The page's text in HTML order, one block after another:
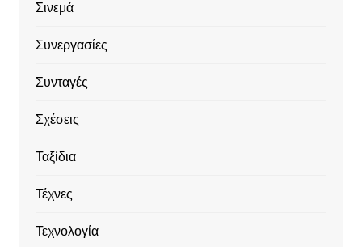
Σινεμά
Συνεργασίες
Συνταγές
Σχέσεις
Ταξίδια
Τέχνες
Τεχνολογία